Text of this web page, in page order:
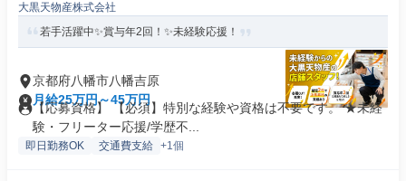
大黒天物産株式会社
若手活躍中✨賞与年2回！✨未経験応援！
京都府八幡市八幡吉原
月給25万円～45万円
【応募資格】 【必須】特別な経験や資格は不要です。 ★未経
験・フリーター応援/学歴不...
即日勤務OK 交通費支給 +1個